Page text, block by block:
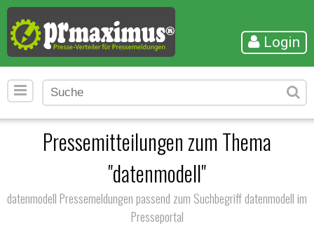
Login
Pressemitteilungen zum Thema
"datenmodell"
datenmodell Pressemeldungen passend zum Suchbegriff datenmodell im
Presseportal